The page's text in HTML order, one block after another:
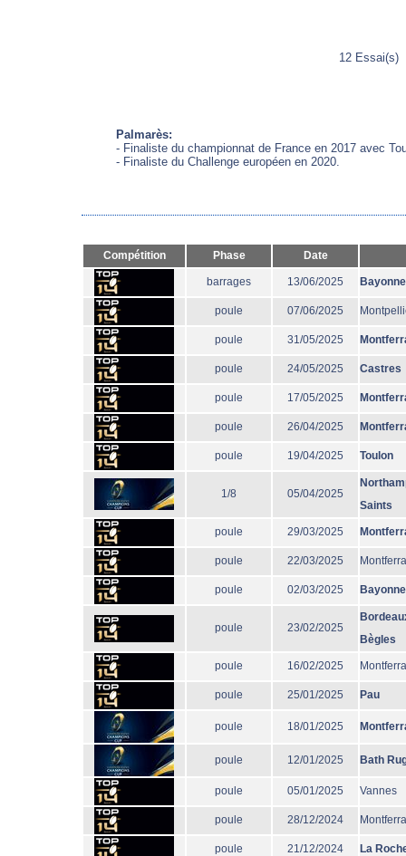
12
Palmarès:
- Finaliste du championnat de France en 2017 avec
- Finaliste du Challenge européen en 2020.
Compétition Phase Date
barrages 13/06/2025 Bayonne
poule 07/06/2025
poule 31/05/2025
poule 24/05/2025 Castres
poule 17/05/2025
poule 26/04/2025
poule 19/04/2025 Toulon
1/8 05/04/2025
Saints
poule 29/03/2025
poule 22/03/2025
poule 02/03/2025 Bayonne
poule 23/02/2025
Bègles
poule 16/02/2025
poule 25/01/2025 Pau
poule 18/01/2025
poule 12/01/2025 Bath
poule 05/01/2025 Vannes
poule 28/12/2024
poule 21/12/2024 La